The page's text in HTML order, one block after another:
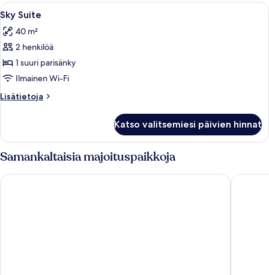
Avaa
kaikki
huonetyypin
Sky
Suite
kuvat
Moderni olohuone, jossa on
13
Sky Suite
40 m²
2 henkilöä
1 suuri parisänky
Ilmainen Wi-Fi
Lisätietoja
Lisätietoja
Katso valitsemiesi päivien hinnat
Samankaltaisia majoituspaikkoja
Clarion Hotel Mestari Marski